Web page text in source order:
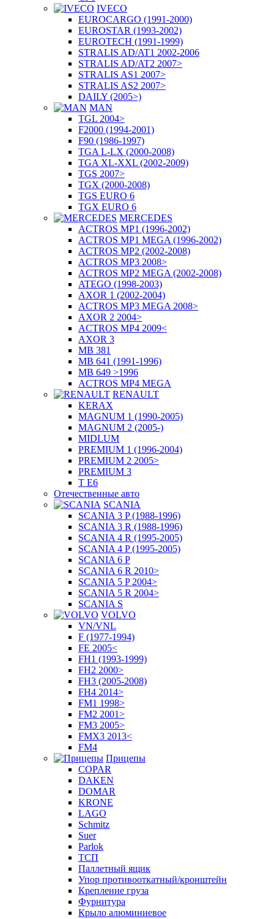
IVECO
EUROCARGO (1991-2000)
EUROSTAR (1993-2002)
EUROTECH (1991-1999)
STRALIS AD/AT1 2002-2006
STRALIS AD/AT2 2007>
STRALIS AS1 2007>
STRALIS AS2 2007>
DAILY (2005>)
MAN
TGL 2004>
F2000 (1994-2001)
F90 (1986-1997)
TGA L-LX (2000-2008)
TGA XL-XXL (2002-2009)
TGS 2007>
TGX (2000-2008)
TGS EURO 6
TGX EURO 6
MERCEDES
ACTROS MP1 (1996-2002)
ACTROS MP1 MEGA (1996-2002)
ACTROS MP2 (2002-2008)
ACTROS MP3 2008>
ACTROS MP2 MEGA (2002-2008)
ATEGO (1998-2003)
AXOR 1 (2002-2004)
ACTROS MP3 MEGA 2008>
AXOR 2 2004>
ACTROS MP4 2009<
AXOR 3
MB 381
MB 641 (1991-1996)
MB 649 >1996
ACTROS MP4 MEGA
RENAULT
KERAX
MAGNUM 1 (1990-2005)
MAGNUM 2 (2005-)
MIDLUM
PREMIUM 1 (1996-2004)
PREMIUM 2 2005>
PREMIUM 3
T E6
Отечественные авто
SCANIA
SCANIA 3 P (1988-1996)
SCANIA 3 R (1988-1996)
SCANIA 4 R (1995-2005)
SCANIA 4 P (1995-2005)
SCANIA 6 P
SCANIA 6 R 2010>
SCANIA 5 P 2004>
SCANIA 5 R 2004>
SCANIA S
VOLVO
VN/VNL
F (1977-1994)
FE 2005<
FH1 (1993-1999)
FH2 2000>
FH3 (2005-2008)
FH4 2014>
FM1 1998>
FM2 2001>
FM3 2005>
FMX3 2013<
FM4
Прицепы
COPAR
DAKEN
DOMAR
KRONE
LAGO
Schmitz
Suer
Parlok
ТСП
Паллетный ящик
Упор противооткатный/кронштейн
Крепление груза
Фурнитура
Крыло алюминиевое